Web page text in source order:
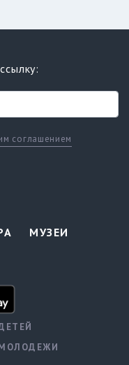
соглашением
МУЗЕИ